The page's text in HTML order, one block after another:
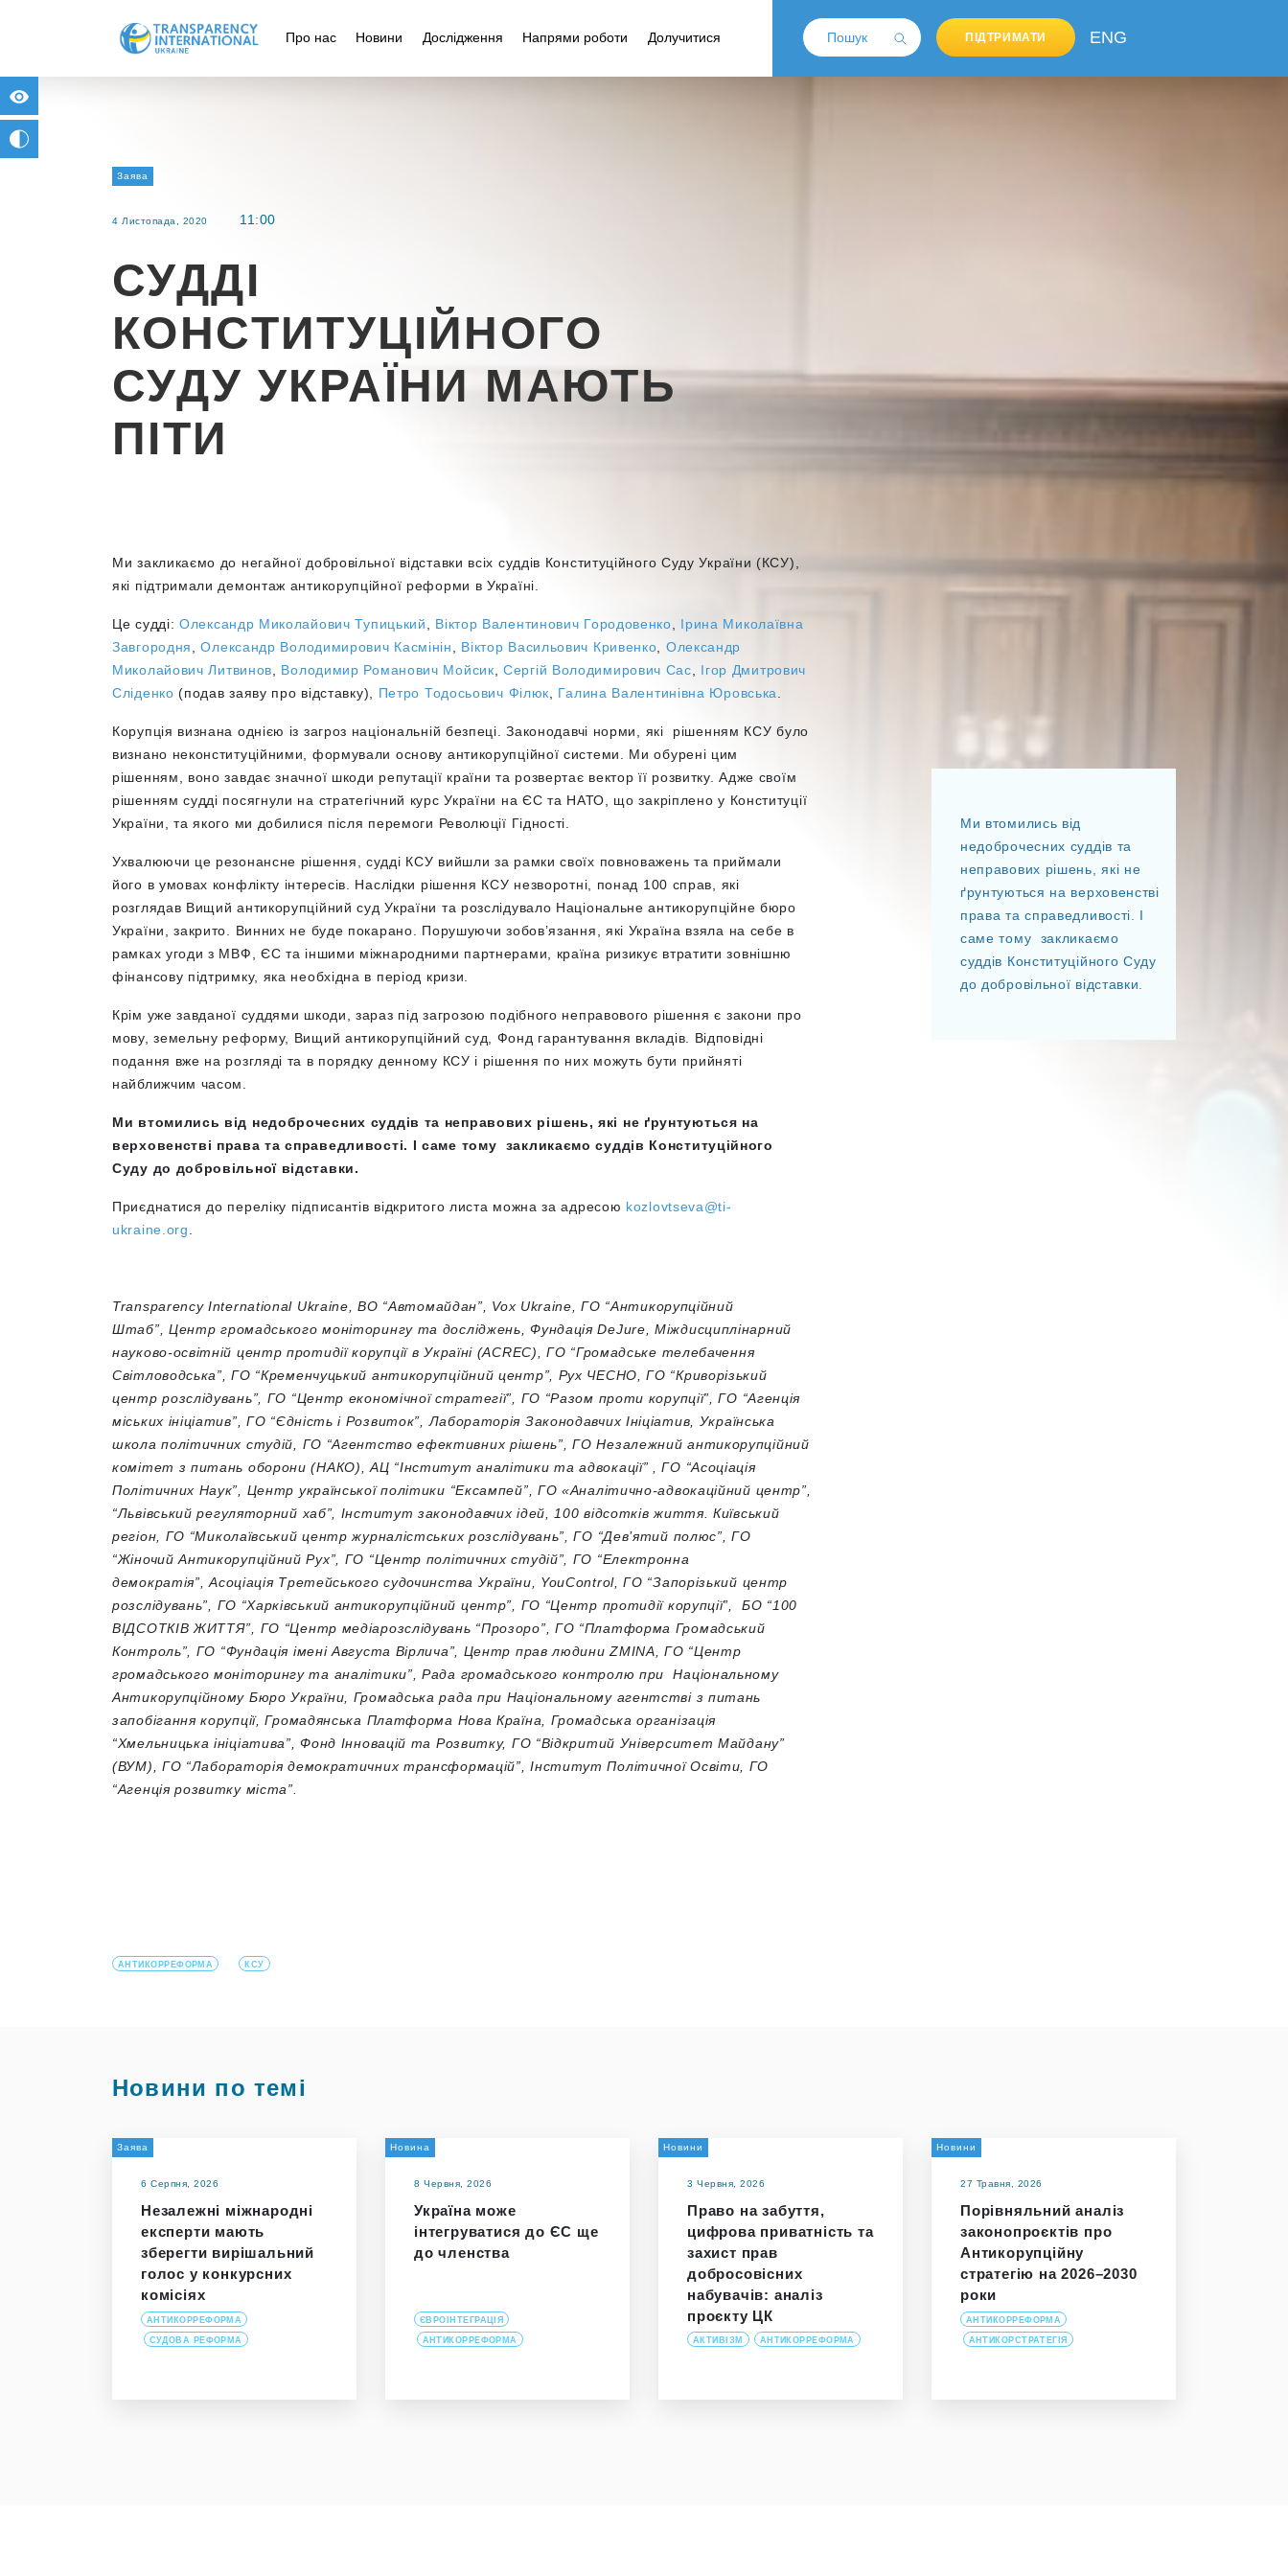
Про нас Новини Дослідження Напрями роботи Долучитися ПІДТРИМАТИ ENG
Заява
4 Листопада, 2020 11:00
СУДДІ
КОНСТИТУЦІЙНОГО
СУДУ УКРАЇНИ МАЮТЬ
ПІТИ
Ми закликаємо до негайної добровільної відставки всіх суддів Конституційного Суду України (КСУ),
які підтримали демонтаж антикорупційної реформи в Україні.
Це судді: Олександр Миколайович Тупицький Віктор Валентинович Городовенко
Ірина Миколаївна
Завгородня
,Олександр Володимирович Касмінін Віктор Васильович Кривенко
Олександр
Миколайович Литвинов Володимир Романович Мойсик ,Сергій Володимирович Сас
Ігор Дмитрович
Сліденко(подав заяву про відставку), Петро Тодосьович Філюк Галина Валентинівна Юровська
Корупція визнана однією із загроз національній безпеці. Законодавчі норми, які рішенням КСУ було
визнано неконституційними, формували основу антикорупційної системи. Ми обурені цим
рішенням, воно завдає значної шкоди репутації країни та розвертає вектор її розвитку. Адже своїм
рішенням судді посягнули на стратегічний курс України на ЄС та НАТО, що закріплено у Конституції
України, та якого ми добилися після перемоги Революції Гідності.
Ухвалюючи це резонансне рішення, судді КСУ вийшли за рамки своїх повноважень та приймали
його в умовах конфлікту інтересів. Наслідки рішення КСУ незворотні, понад 100 справ, які
розглядав Вищий антикорупційний суд України та розслідувало Національне антикорупційне бюро
України, закрито. Винних не буде покарано. Порушуючи зобов’язання, які Україна взяла на себе в
рамках угоди з МВФ, ЄС та іншими міжнародними партнерами, країна ризикує втратити зовнішню
фінансову підтримку, яка необхідна в період кризи.
Крім уже завданої суддями шкоди, зараз під загрозою подібного неправового рішення є закони про
мову, земельну реформу, Вищий антикорупційний суд, Фонд гарантування вкладів. Відповідні
подання вже на розгляді та в порядку денному КСУ і рішення по них можуть бути прийняті
найближчим часом.
Ми втомились від недоброчесних суддів та неправових рішень, які не ґрунтуються на
верховенстві права та справедливості. І саме тому закликаємо суддів Конституційного
Суду до добровільної відставки.
Приєднатися до переліку підписантів відкритого листа можна за адресою kozlovtseva@ti-
ukraine.org
Ми втомились від
недоброчесних суддів та
неправових рішень, які не
ґрунтуються на верховенстві
права та справедливості. І
саме тому закликаємо
суддів Конституційного Суду
до добровільної відставки.
Transparency International Ukraine,ВО “Автомайдан”, Vox Ukraine,ГО “Антикорупційний
Штаб”, Центр громадського моніторингу та досліджень,Фундація DeJure,Міждисциплінарний
науково-освітній центр протидії корупції в Україні (ACREC),ГО “Громадське телебачення
Світловодська”,ГО “Кременчуцький антикорупційний центр”, Рух ЧЕСНО,ГО “Криворізький
центр розслідувань”, ГО “Центр економічної стратегії”, ГО “Разом проти корупції”,ГО “Агенція
міських ініціатив”, ГО “Єдність і Розвиток”, Лабораторія Законодавчих Ініціатив, Українська
школа політичних студій, ГО “Агентство ефективних рішень”,ГО Незалежний антикорупційний
комітет з питань оборони (НАКО),АЦ “Інститут аналітики та адвокації” ,ГО “Асоціація
Політичних Наук”, Центр української політики “Ексампей”, ГО «Аналітично-адвокаційний центр”,
“Львівський регуляторний хаб”, Інститут законодавчих ідей,
100 відсотків життя. Київський
регіон, ГО “Миколаївський центр журналістських розслідувань”,ГО “Дев’ятий полюс”,ГО
“Жіночий Антикорупційний Рух”, ГО “Центр політичних студій”, ГО “Електронна
демократія”,Асоціація Третейського судочинства України, YouControl,ГО “Запорізький центр
розслідувань”, ГО “Харківський антикорупційний центр”, ГО “Центр протидії корупції”,
БО “100
ВІДСОТКІВ ЖИТТЯ”, ГО “Центр медіарозслідувань “Прозоро”, ГО “Платформа Громадський
Контроль”, ГО “Фундація імені Августа Вірлича”, Центр прав людини ZMINA,ГО “Центр
громадського моніторингу та аналітики”,Рада громадського контролю при Національному
Антикорупційному Бюро України, Громадська рада при Національному агентстві з питань
запобігання корупції, Громадянська Платформа Нова Країна, Громадська організація
“Хмельницька ініціатива”,Фонд Інновацій та Розвитку, ГО “Відкритий Університет Майдану”
(ВУМ), ГО “Лабораторія демократичних трансформацій”,Інститут Політичної Освіти, ГО
“Агенція розвитку міста”.
АНТИКОРРЕФОРМА КСУ
Новини по темі
Заява
6 Серпня, 2026
Незалежні міжнародні
експерти мають
зберегти вирішальний
голос у конкурсних
комісіях
АНТИКОРРЕФОРМА
СУДОВА РЕФОРМА
Новина
8 Червня, 2026
Україна може
інтегруватися до ЄС ще
до членства
ЄВРОІНТЕГРАЦІЯ
АНТИКОРРЕФОРМА
Новини
3 Червня, 2026
Право на забуття,
цифрова приватність та
захист прав
добросовісних
набувачів: аналіз
проєкту ЦК
АКТИВІЗМ АНТИКОРРЕФОРМА
Новини
27 Травня, 2026
Порівняльний аналіз
законопроєктів про
Антикорупційну
стратегію на 2026–2030
роки
АНТИКОРРЕФОРМА
АНТИКОРСТРАТЕГІЯ